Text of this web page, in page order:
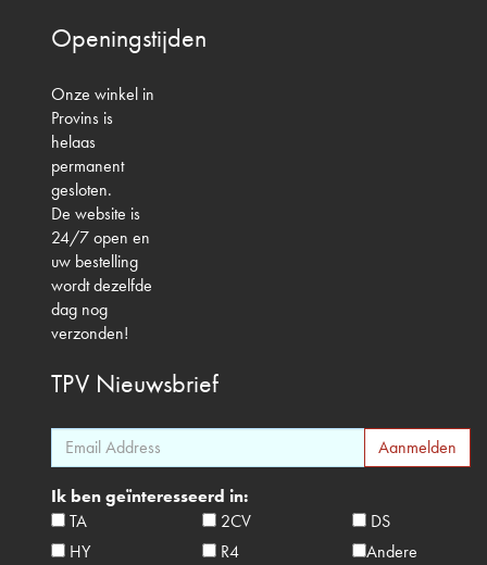
Openingstijden
Onze winkel in
Provins is
helaas
permanent
gesloten.
De website is
24/7 open en
uw bestelling
wordt dezelfde
dag nog
verzonden!
TPV Nieuwsbrief
Ik ben geïnteresseerd in:
TA
2CV
DS
HY
R4
Andere